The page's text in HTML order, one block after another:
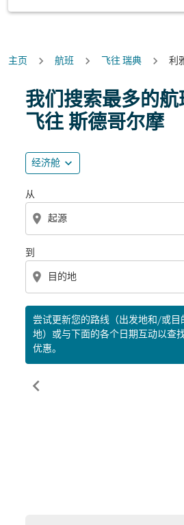
主页 航班 飞往 瑞典 利
我们搜索最多的
飞往 斯德哥尔摩
经济舱 expand_more
从
location_on
到
location_on
尝试更新您的路线（出发地和/或目
地）或与下面的各个日期互动以查
优惠。
尝试更新您的路线（出发地和/
chevron_left